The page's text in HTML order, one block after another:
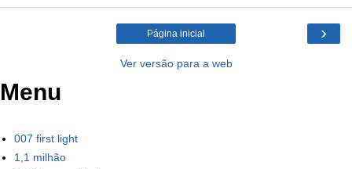
›
Página inicial
Ver versão para a web
Menu
007 first light
1,1 milhão